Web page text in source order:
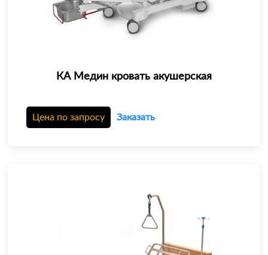
КА Медин кровать акушерская
Цена по запросу Заказать